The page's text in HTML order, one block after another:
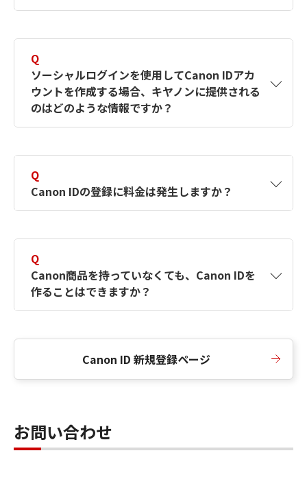
す。詳しい作成方法は【カメラ】Canon IDとは
何ですか？Canon IDの作成方法は？をご確認く
ださい。
Q
ソーシャルログインを使用してCanon IDアカ
ウントを作成する場合、キヤノンに提供される
のはどのような情報ですか？
択したサービスから取得します。アカウントを
簡単に作成できるように、この情報を使用して
Canon IDの登録フォームを入力します。
Q
Canon IDの登録に料金は発生しますか？
Q
Canon商品を持っていなくても、Canon IDを
作ることはできますか？
Canon ID 新規登録ページ
お問い合わせ